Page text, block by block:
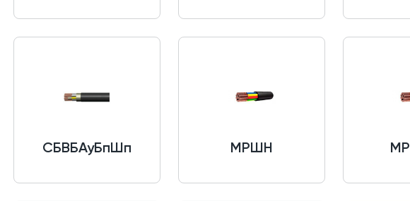
СБВБАуБпШп МРШН